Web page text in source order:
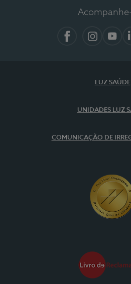
LUZ SAÚDE
UNIDADES LUZ
COMUNICAÇÃO DE